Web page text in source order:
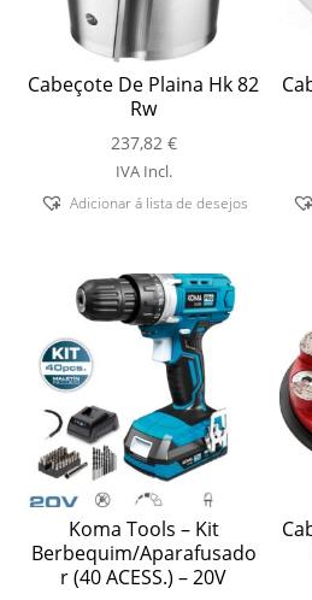
Cabeçote De Plaina Hk 82
Rw
237,82 €
IVA Incl.
Adicionar á lista de desejos
Koma Tools – Kit
Berbequim/Aparafusado
r (40 ACESS.) – 20V